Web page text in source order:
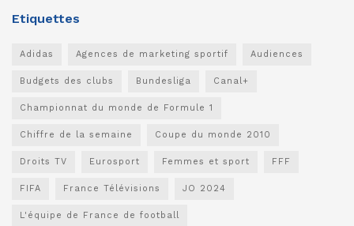
Etiquettes
Adidas Agences de marketing sportif Audiences
Budgets des clubs Bundesliga Canal+
Championnat du monde de Formule 1
Chiffre de la semaine Coupe du monde 2010
Droits TV Eurosport Femmes et sport FFF
FIFA France Télévisions JO 2024
L'équipe de France de football